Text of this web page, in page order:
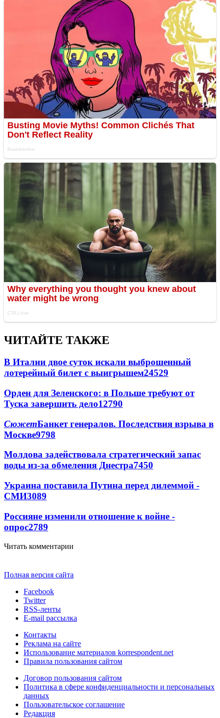
ЧИТАЙТЕ ТАКЖЕ
В Италии двое суток искали выброшенный
лотерейный билет с выигрышем24529
Орден для Зеленского: в Польше требуют от
Туска завершить дело12790
СюжетБанкет генералов. Последствия взрыва в
Москве9798
Молдова задействовала стратегический запас
воды из-за обмеления Днестра7450
Украина поставила Путина перед дилеммой -
СМИ3089
Россияне изменили отношение к войне -
опрос2789
Читать комментарии
Полная версия сайта
Facebook
Twitter
RSS-ленты
E-mail рассылка
Контакты
Реклама на сайте
Использование материалов korrespondent.net
Правила пользования сайтом
Договор пользования сайтом
Политика в сфере конфиденциальности и персональных
данных
Пользовательское соглашение
Редакция